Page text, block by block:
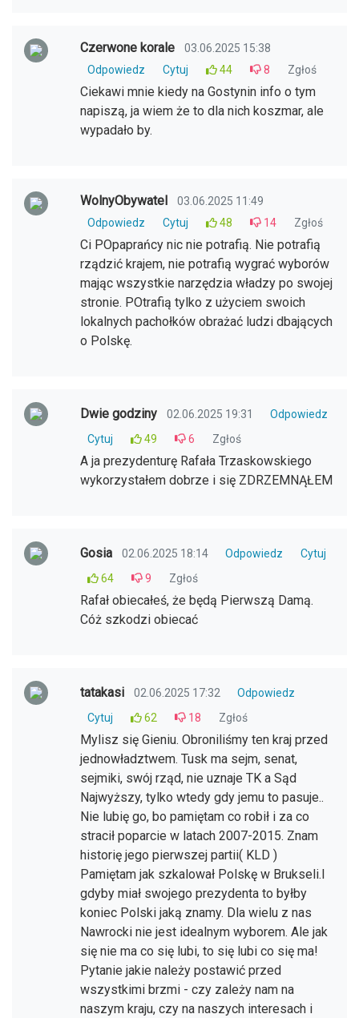
Czerwone korale
03.06.2025 15:38
Odpowiedz
Cytuj 44 8 Zgłoś
Ciekawi mnie kiedy na Gostynin info o tym
napiszą, ja wiem że to dla nich koszmar, ale
wypadało by.
WolnyObywatel
03.06.2025 11:49
Odpowiedz
Cytuj 48 14 Zgłoś
Ci POpaprańcy nic nie potrafią. Nie potrafią
rządzić krajem, nie potrafią wygrać wyborów
mając wszystkie narzędzia władzy po swojej
stronie. POtrafią tylko z użyciem swoich
lokalnych pachołków obrażać ludzi dbających
o Polskę.
Dwie godziny 02.06.2025 19:31
Odpowiedz
Cytuj
49 6 Zgłoś
A ja prezydenturę Rafała Trzaskowskiego
wykorzystałem dobrze i się ZDRZEMNĄŁEM
Gosia 02.06.2025 18:14 Odpowiedz
Cytuj
64
9 Zgłoś
Rafał obiecałeś, że będą Pierwszą Damą.
Cóż szkodzi obiecać
tatakasi 02.06.2025 17:32
Odpowiedz
Cytuj
62 18 Zgłoś
Mylisz się Gieniu. Obroniliśmy ten kraj przed
jednowładztwem. Tusk ma sejm, senat,
sejmiki, swój rząd, nie uznaje TK a Sąd
Najwyższy, tylko wtedy gdy jemu to pasuje..
Nie lubię go, bo pamiętam co robił i za co
stracił poparcie w latach 2007-2015. Znam
historię jego pierwszej partii( KLD )
Pamiętam jak szkalował Polskę w Brukseli.I
gdyby miał swojego prezydenta to byłby
koniec Polski jaką znamy. Dla wielu z nas
Nawrocki nie jest idealnym wyborem. Ale jak
się nie ma co się lubi, to się lubi co się ma!
Pytanie jakie należy postawić przed
wszystkimi brzmi - czy zależy nam na
naszym kraju, czy na naszych interesach i